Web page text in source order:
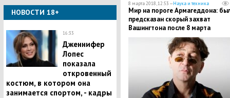
НОВОСТИ 18+
16:33
Дженнифер
Лопес
показала
откровенный
костюм, в котором она
занимается спортом, - кадры
8 марта 2018, 12:53 —Наука и техника
Мир на пороге Армагеддона:
предсказан скорый захват
Вашингтона после 8 марта